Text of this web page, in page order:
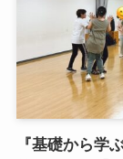
『基礎から学